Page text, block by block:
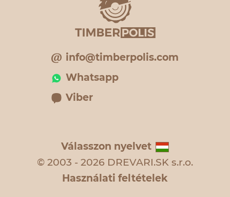
info@timberpolis.com
Whatsapp
Viber
Válasszon nyelvet
© 2003 - 2026 DREVARI.SK s.r.o.
Használati feltételek